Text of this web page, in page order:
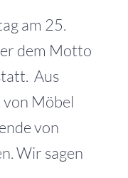
am 25.
dem Motto
Aus
von Möbel
von
Wir sagen